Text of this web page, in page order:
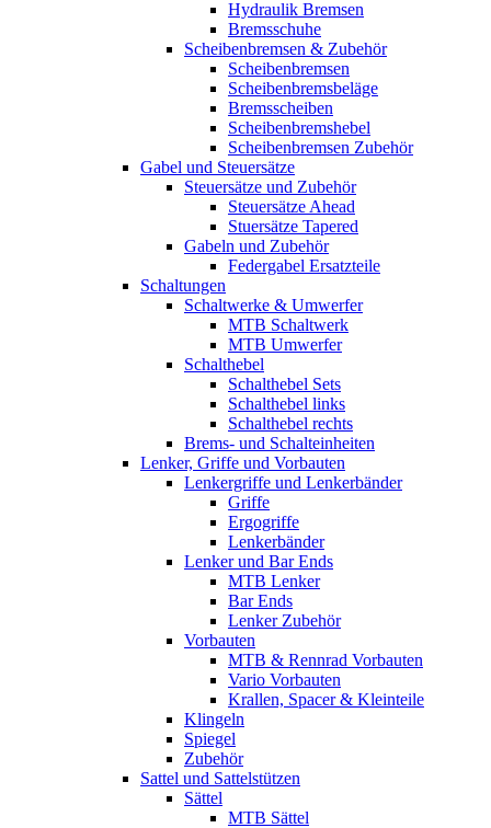
Hydraulik Bremsen
Bremsschuhe
Scheibenbremsen & Zubehör
Scheibenbremsen
Scheibenbremsbeläge
Bremsscheiben
Scheibenbremshebel
Scheibenbremsen Zubehör
Gabel und Steuersätze
Steuersätze und Zubehör
Steuersätze Ahead
Stuersätze Tapered
Gabeln und Zubehör
Federgabel Ersatzteile
Schaltungen
Schaltwerke & Umwerfer
MTB Schaltwerk
MTB Umwerfer
Schalthebel
Schalthebel Sets
Schalthebel links
Schalthebel rechts
Brems- und Schalteinheiten
Lenker, Griffe und Vorbauten
Lenkergriffe und Lenkerbänder
Griffe
Ergogriffe
Lenkerbänder
Lenker und Bar Ends
MTB Lenker
Bar Ends
Lenker Zubehör
Vorbauten
MTB & Rennrad Vorbauten
Vario Vorbauten
Krallen, Spacer & Kleinteile
Klingeln
Spiegel
Zubehör
Sattel und Sattelstützen
Sättel
MTB Sättel